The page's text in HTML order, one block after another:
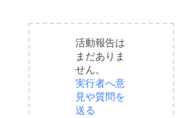
活動報告は
まだありま
せん。
実行者へ意
見や質問を
送る